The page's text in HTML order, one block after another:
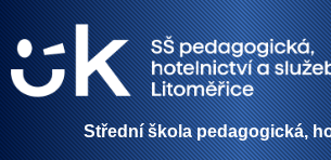
Střední škola pedagogická,